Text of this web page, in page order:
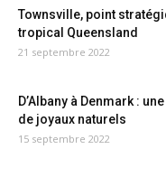
Townsville, point
tropical Queensland
21 septembre 2022
D’Albany à Denmark :
de joyaux naturels
15 septembre 2022